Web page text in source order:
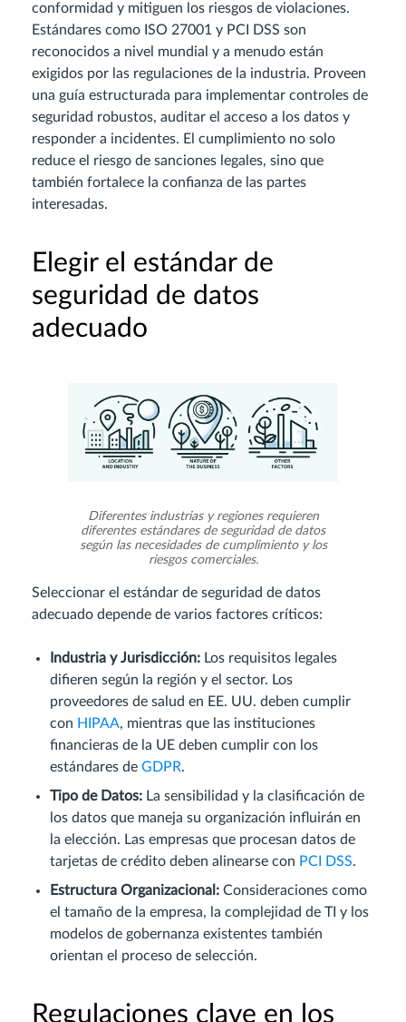
conformidad y mitiguen los riesgos de violaciones.
Estándares como ISO 27001 y PCI DSS son
reconocidos a nivel mundial y a menudo están
exigidos por las regulaciones de la industria. Proveen
una guía estructurada para implementar controles de
seguridad robustos, auditar el acceso a los datos y
responder a incidentes. El cumplimiento no solo
reduce el riesgo de sanciones legales, sino que
también fortalece la confianza de las partes
interesadas.
Elegir el estándar de
seguridad de datos
adecuado
Diferentes industrias y regiones requieren
diferentes estándares de seguridad de datos
según las necesidades de cumplimiento y los
riesgos comerciales.
Seleccionar el estándar de seguridad de datos
adecuado depende de varios factores críticos:
Industria y Jurisdicción: Los requisitos legales
difieren según la región y el sector. Los
proveedores de salud en EE. UU. deben cumplir
con HIPAA, mientras que las instituciones
financieras de la UE deben cumplir con los
estándares de GDPR.
Tipo de Datos: La sensibilidad y la clasificación de
los datos que maneja su organización influirán en
la elección. Las empresas que procesan datos de
tarjetas de crédito deben alinearse con PCI DSS.
Estructura Organizacional: Consideraciones como
el tamaño de la empresa, la complejidad de TI y los
modelos de gobernanza existentes también
orientan el proceso de selección.
Regulaciones clave en los